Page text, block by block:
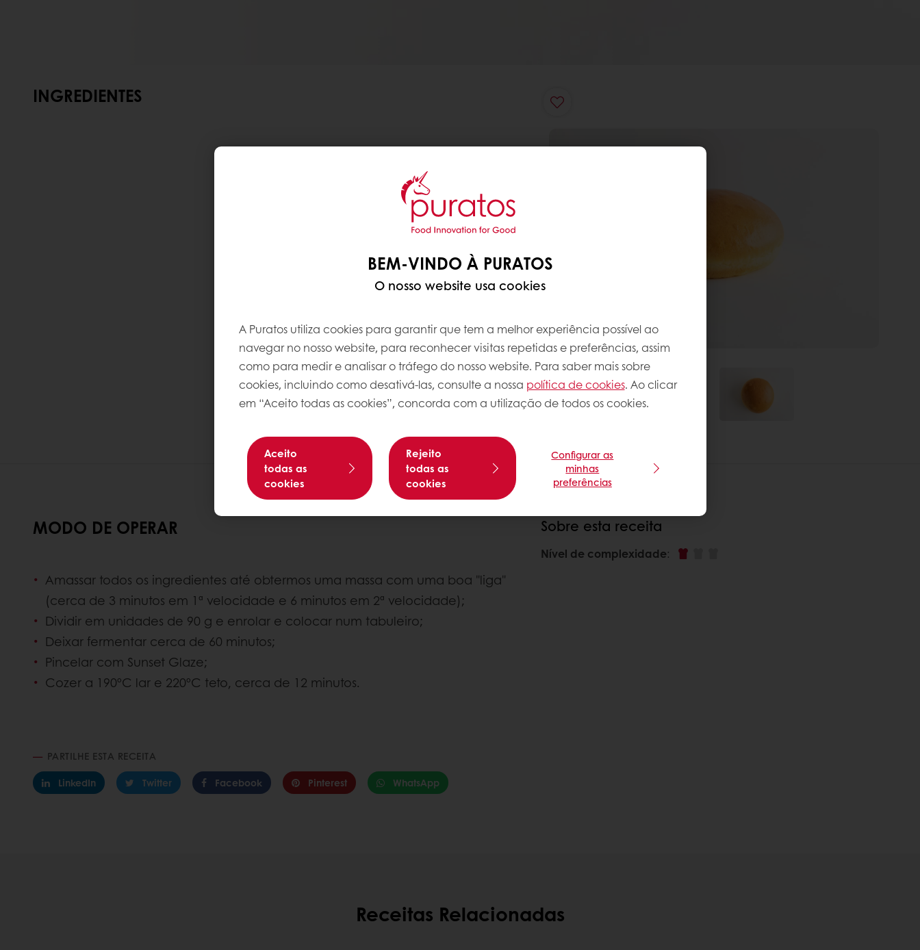
INGREDIENTES
MODO DE OPERAR
Amassar todos os ingredientes até obtermos uma massa com uma boa "liga"
(cerca de 3 minutos em 1ª velocidade e 6 minutos em 2ª velocidade);
Dividir em unidades de 90 g e enrolar e colocar num tabuleiro;
Deixar fermentar cerca de 60 minutos;
Pincelar com Sunset Glaze;
Cozer a 190ºC lar e 220ºC teto, cerca de 12 minutos.
PARTILHE ESTA RECEITA
LinkedIn
Twitter Facebook Pinterest WhatsApp
Sobre esta receita
Nível de complexidade:
Receitas Relacionadas
BEM-VINDO À PURATOS
O nosso website usa cookies
A Puratos utiliza cookies para garantir que tem a melhor experiência possível ao
navegar no nosso website, para reconhecer visitas repetidas e preferências, assim
como para medir e analisar o tráfego do nosso website. Para saber mais sobre
cookies, incluindo como desativá-las, consulte a nossa política de cookies. Ao clicar
em “Aceito todas as cookies”, concorda com a utilização de todos os cookies.
Aceito
todas as
cookies
Rejeito
todas as
cookies
Configurar as
minhas
preferências